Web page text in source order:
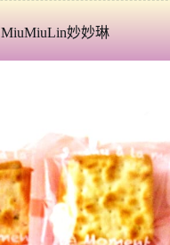
MiuMiuLin妙妙琳